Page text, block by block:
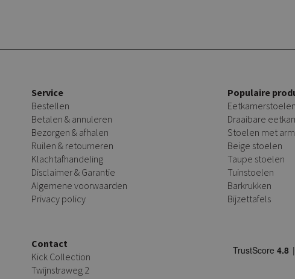
Service
Bestellen
Betalen & annuleren
Bezorgen & afhalen
Ruilen & retourneren
Klachtafhandeling
Disclaimer & Garantie
Algemene voorwaarden
Privacy policy
Populaire
Eetkamerstoelen
Draaibare
Stoelen met
Beige stoelen
Taupe stoelen
Tuinstoelen
Barkrukken
Bijzettafels
Contact
Kick Collection
Twijnstraweg 2